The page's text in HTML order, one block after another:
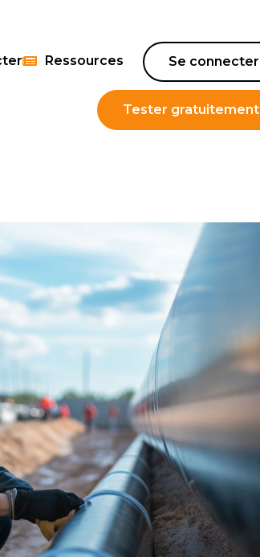
Ressources Se connecter
Tester gratuitement